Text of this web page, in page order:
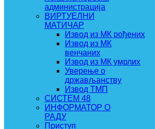
администрација
ВИРТУЕЛНИ
МАТИЧАР
Извод из МК рођених
Извод из МК
венчаних
Извод из МК умрлих
Уверење о
држављанству
Извод ТМП
СИСТЕМ 48
ИНФОРМАТОР О
РАДУ
Приступ